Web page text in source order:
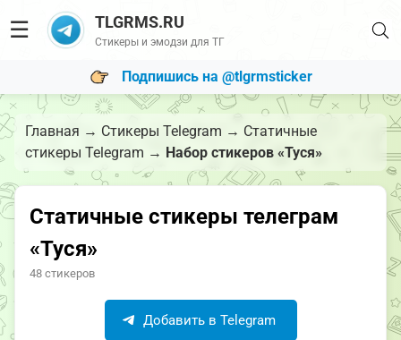
☰ TLGRMS.RU
Стикеры и эмодзи для ТГ
Подпишись на @tlgrmsticker
Главная → Стикеры Telegram → Статичные
стикеры Telegram → Набор стикеров «Туся»
Статичные стикеры телеграм
«Туся»
48 стикеров
Добавить в Telegram